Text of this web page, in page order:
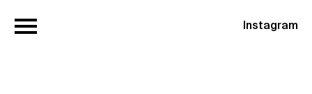
Instagram